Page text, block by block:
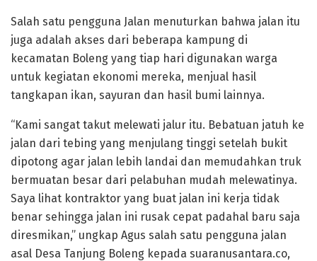
Salah satu pengguna Jalan menuturkan bahwa jalan itu
juga adalah akses dari beberapa kampung di
kecamatan Boleng yang tiap hari digunakan warga
untuk kegiatan ekonomi mereka, menjual hasil
tangkapan ikan, sayuran dan hasil bumi lainnya.
“Kami sangat takut melewati jalur itu. Bebatuan jatuh ke
jalan dari tebing yang menjulang tinggi setelah bukit
dipotong agar jalan lebih landai dan memudahkan truk
bermuatan besar dari pelabuhan mudah melewatinya.
Saya lihat kontraktor yang buat jalan ini kerja tidak
benar sehingga jalan ini rusak cepat padahal baru saja
diresmikan,” ungkap Agus salah satu pengguna jalan
asal Desa Tanjung Boleng kepada suaranusantara.co,